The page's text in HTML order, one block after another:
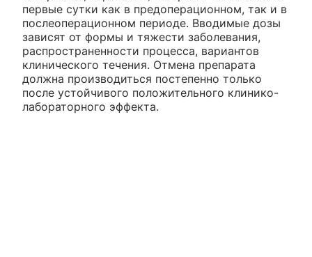
первые сутки как в предоперационном, так и в
послеоперационном периоде. Вводимые дозы
зависят от формы и тяжести заболевания,
распространенности процесса, вариантов
клинического течения. Отмена препарата
должна производиться постепенно только
после устойчивого положительного клинико-
лабораторного эффекта.